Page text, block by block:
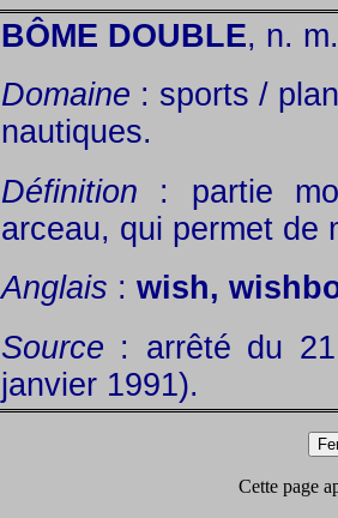
BÔME DOUBLE, n. m.
Domaine : sports /
nautiques.
Définition : partie
arceau, qui permet
Anglais : wish,
Source : arrêté du
janvier 1991).
Cette page